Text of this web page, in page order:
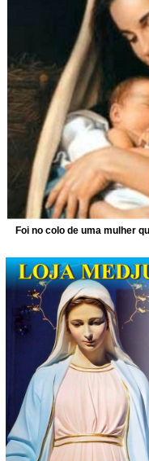
Foi no colo de uma mulher